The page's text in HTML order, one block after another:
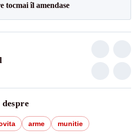
tocmai îl amendase
arme munitie